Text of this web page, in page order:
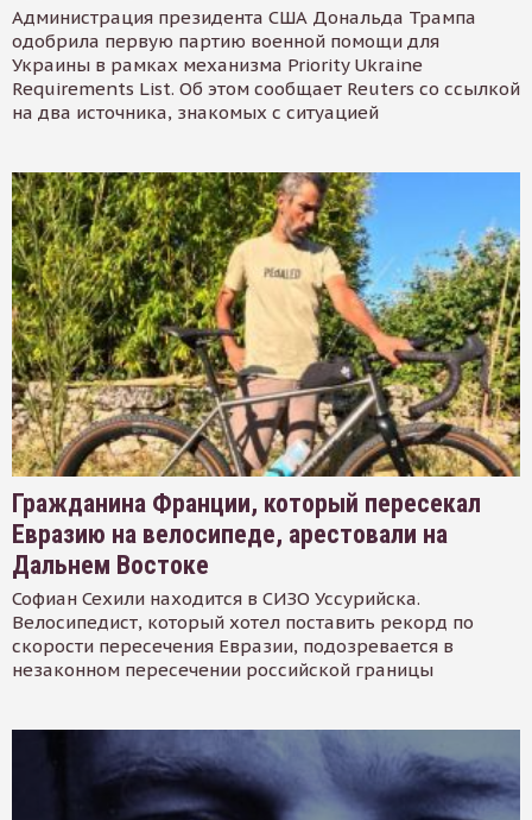
Администрация президента США Дональда Трампа
одобрила первую партию военной помощи для
Украины в рамках механизма Priority Ukraine
Requirements List. Об этом сообщает Reuters со ссылкой
на два источника, знакомых с ситуацией
Гражданина Франции, который пересекал
Евразию на велосипеде, арестовали на
Дальнем Востоке
Софиан Сехили находится в СИЗО Уссурийска.
Велосипедист, который хотел поставить рекорд по
скорости пересечения Евразии, подозревается в
незаконном пересечении российской границы